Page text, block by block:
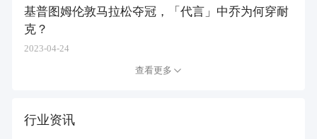
基普图姆伦敦马拉松夺冠，「代言」中乔为何穿耐
克？
2023-04-24
查看更多
行业资讯